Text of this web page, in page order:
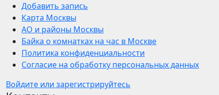
Добавить запись
Карта Москвы
АО и районы Москвы
Байка о комнатках на час в Москве
Политика конфиденциальности
Согласие на обработку персональных данных
Войдите или зарегистрируйтесь